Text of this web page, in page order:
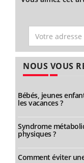
NOUS VOUS
Bébés, jeunes
les vacances ?
Syndrome
physiques ?
Comment éviter